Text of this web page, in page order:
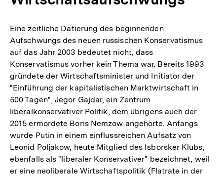
Eine zeitliche Datierung des beginnenden
Aufschwungs des neuen russischen Konservatismus
auf das Jahr 2003 bedeutet nicht, dass
Konservatismus vorher kein Thema war. Bereits 1993
gründete der Wirtschaftsminister und Initiator der
"Einführung der kapitalistischen Marktwirtschaft in
500 Tagen", Jegor Gajdar, ein Zentrum
liberalkonservativer Politik, dem übrigens auch der
2015 ermordete Boris Nemzow angehörte. Anfangs
wurde Putin in einem einflussreichen Aufsatz von
Leonid Poljakow, heute Mitglied des Isborsker Klubs,
ebenfalls als "liberaler Konservativer" bezeichnet, weil
er eine neoliberale Wirtschaftspolitik (Flatrate in der